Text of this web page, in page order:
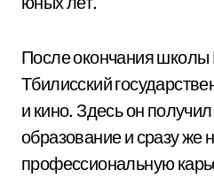
После окончания школы
Тбилисский
и кино. Здесь он
образование и сразу же
профессиональную